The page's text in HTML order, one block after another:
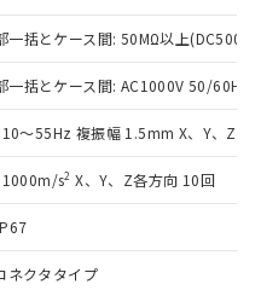
一括とケース間: 50MΩ以上(DC500V
一括とケース間: AC1000V 50/60Hz
～55Hz 複振幅 1.5mm X、Y、Z各
1000m/s2 X、Y、Z各方向 10回
ネクタタイプ
準価格照会結果は、
日時点での社内デー
るものであり、閲
実際の在庫および標
合があることをご
よび標準価格はお客
たはお客様担当のオ
店・当社販売員に
売店や当社販売拠
1000ppm以下、 カド
下、ポリ臭化ビフェニル
化ジフェニルエーテル類
以下、フタル酸ブチ
下、フタル酸ジブチル
ル酸ジイソブチル
よび制御機器に対する
いては閾値を超える意
T26572)：
1000ppm、 Cd(カドミウ
PBBs(ポリ臭化ビフェ
リ臭化ジフェニルエーテ
、 DIBP(フタル酸ジ
フタル酸ブチルベンジ
易法に定める商品
」という）を輸出
供する場合は、日本
(または役務取引許
の必要な手続きを
破棄する場合は、完
違法に輸出されな
核兵器、ミサイ
兵器またはその他
在庫あり
たないが在庫あり
の在庫状況につ